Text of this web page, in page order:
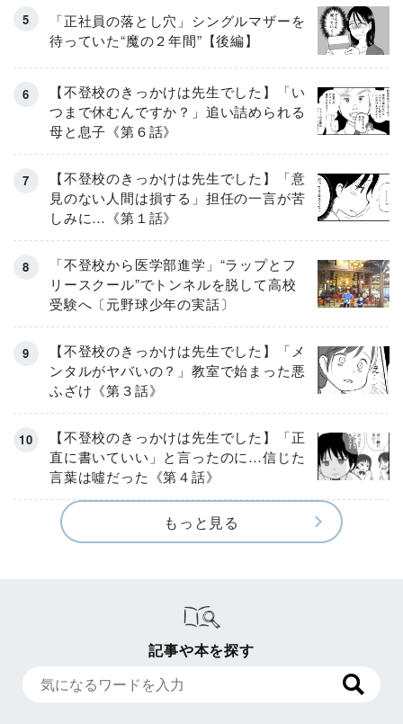
「正社員の落とし穴」シングルマザーを
待っていた“魔の２年間”【後編】
【不登校のきっかけは先生でした】「い
つまで休むんですか？」追い詰められる
母と息子《第６話》
【不登校のきっかけは先生でした】「意
見のない人間は損する」担任の一言が苦
しみに…《第１話》
「不登校から医学部進学」“ラップとフ
リースクール”でトンネルを脱して高校
受験へ〔元野球少年の実話〕
【不登校のきっかけは先生でした】「メ
ンタルがヤバいの？」教室で始まった悪
ふざけ《第３話》
【不登校のきっかけは先生でした】「正
直に書いていい」と言ったのに…信じた
言葉は噓だった《第４話》
もっと見る
記事や本を探す